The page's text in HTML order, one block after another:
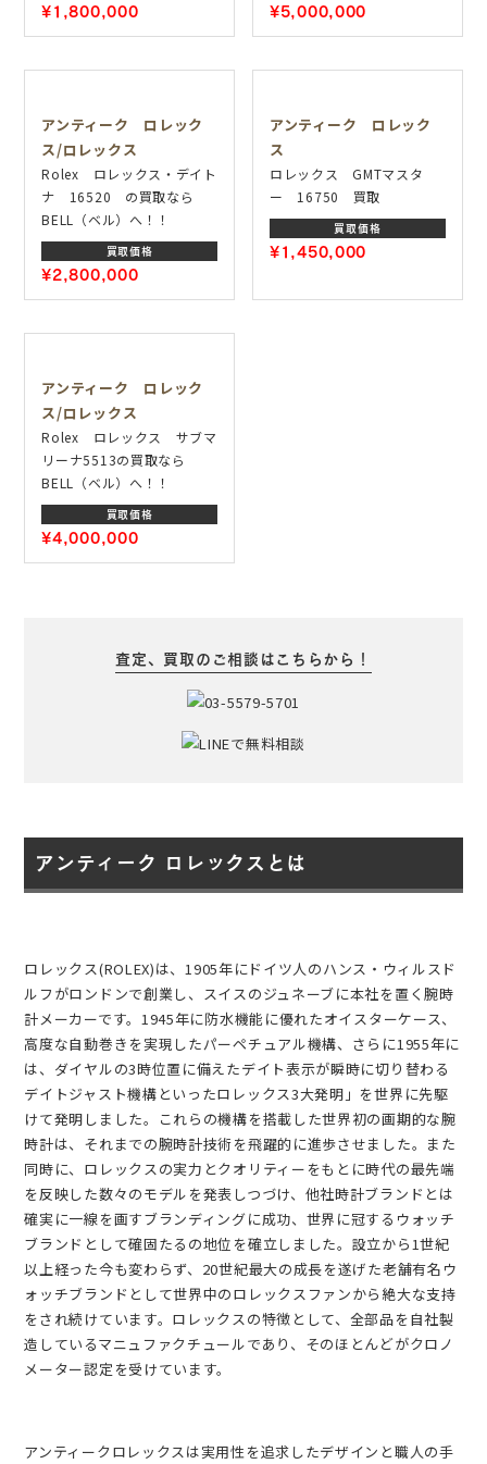
¥1,800,000 ¥5,000,000
アンティーク ロレック
ス/ロレックス
Rolex ロレックス・デイト
ナ 16520 の買取なら
BELL（ベル）へ！！
買取価格
¥2,800,000
アンティーク ロレック
ス
ロレックス GMTマスタ
ー 16750 買取
買取価格
¥1,450,000
アンティーク ロレック
ス/ロレックス
Rolex ロレックス サブマ
リーナ5513の買取なら
BELL（ベル）へ！！
買取価格
¥4,000,000
査定、買取のご相談はこちらから！
アンティーク ロレックスとは
ロレックス(ROLEX)は、1905年にドイツ人のハンス・ウィルスド
ルフがロンドンで創業し、スイスのジュネーブに本社を置く腕時
計メーカーです。1945年に防水機能に優れたオイスターケース、
高度な自動巻きを実現したパーペチュアル機構、さらに1955年に
は、ダイヤルの3時位置に備えたデイト表示が瞬時に切り替わる
デイトジャスト機構といったロレックス3大発明」を世界に先駆
けて発明しました。これらの機構を搭載した世界初の画期的な腕
時計は、それまでの腕時計技術を飛躍的に進歩させました。また
同時に、ロレックスの実力とクオリティーをもとに時代の最先端
を反映した数々のモデルを発表しつづけ、他社時計ブランドとは
確実に一線を画すブランディングに成功、世界に冠するウォッチ
ブランドとして確固たるの地位を確立しました。設立から1世紀
以上経った今も変わらず、20世紀最大の成長を遂げた老舗有名ウ
ォッチブランドとして世界中のロレックスファンから絶大な支持
をされ続けています。ロレックスの特徴として、全部品を自社製
造しているマニュファクチュールであり、そのほとんどがクロノ
メーター認定を受けています。
アンティークロレックスは実用性を追求したデザインと職人の手